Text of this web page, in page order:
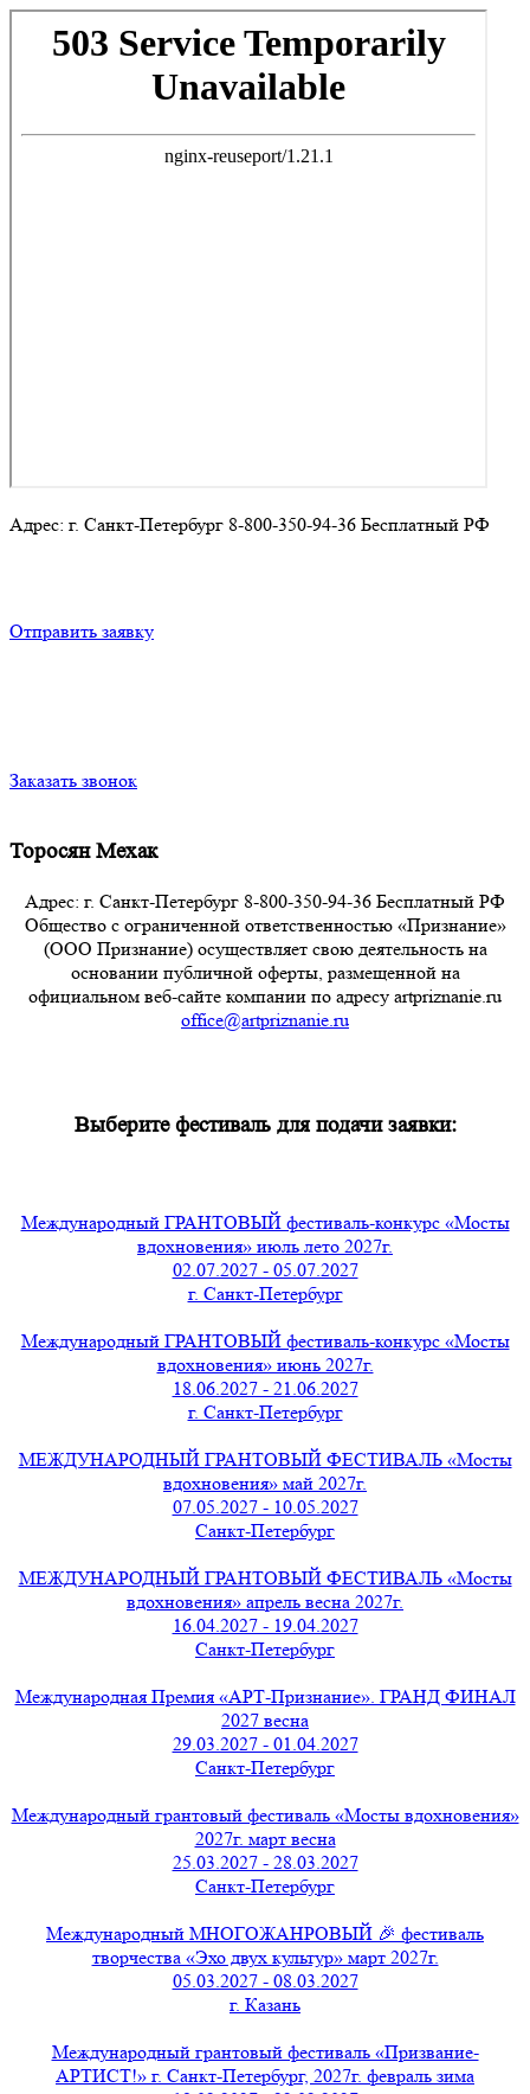
Адрес: г. Санкт-Петербург 8-800-350-94-36 Бесплатный РФ
Отправить заявку
Заказать звонок
Торосян Мехак
Адрес: г. Санкт-Петербург 8-800-350-94-36 Бесплатный РФ
Общество с ограниченной ответственностью «Признание»
(ООО Признание) осуществляет свою деятельность на
основании публичной оферты, размещенной на
официальном веб-сайте компании по адресу artpriznanie.ru
office@artpriznanie.ru
Выберите фестиваль для подачи заявки:
Международный ГРАНТОВЫЙ фестиваль-конкурс «Мосты
вдохновения» июль лето 2027г.
02.07.2027 - 05.07.2027
г. Санкт-Петербург
Международный ГРАНТОВЫЙ фестиваль-конкурс «Мосты
вдохновения» июнь 2027г.
18.06.2027 - 21.06.2027
г. Санкт-Петербург
МЕЖДУНАРОДНЫЙ ГРАНТОВЫЙ ФЕСТИВАЛЬ «Мосты
вдохновения» май 2027г.
07.05.2027 - 10.05.2027
Санкт-Петербург
МЕЖДУНАРОДНЫЙ ГРАНТОВЫЙ ФЕСТИВАЛЬ «Мосты
вдохновения» апрель весна 2027г.
16.04.2027 - 19.04.2027
Санкт-Петербург
Международная Премия «АРТ-Признание». ГРАНД ФИНАЛ
2027 весна
29.03.2027 - 01.04.2027
Санкт-Петербург
Международный грантовый фестиваль «Мосты вдохновения»
2027г. март весна
25.03.2027 - 28.03.2027
Санкт-Петербург
Международный МНОГОЖАНРОВЫЙ 🎉 фестиваль
творчества «Эхо двух культур» март 2027г.
05.03.2027 - 08.03.2027
г. Казань
Международный грантовый фестиваль «Призвание-
АРТИСТ!» г. Санкт-Петербург, 2027г. февраль зима